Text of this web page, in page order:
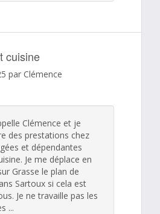
cuisine
par Clémence
Clémence et je
des prestations chez
et dépendantes
Je me déplace en
Grasse le plan de
Sartoux si cela est
Je ne travaille pas les
...